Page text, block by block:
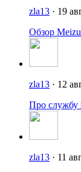
zla13 · 19
Обзор
zla13 · 12
Про службу
zla13 · 11